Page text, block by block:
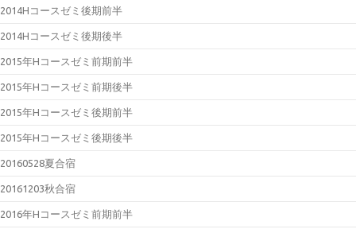
2014Hコースゼミ後期前半
2014Hコースゼミ後期後半
2015年Hコースゼミ前期前半
2015年Hコースゼミ前期後半
2015年Hコースゼミ後期前半
2015年Hコースゼミ後期後半
20160528夏合宿
20161203秋合宿
2016年Hコースゼミ前期前半